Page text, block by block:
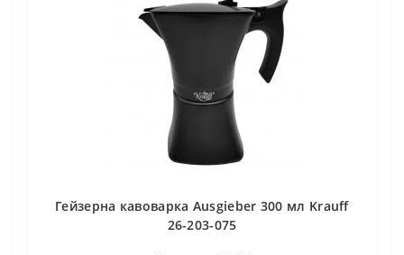
Гейзерна кавоварка Ausgieber 300 мл Krauff
26-203-075